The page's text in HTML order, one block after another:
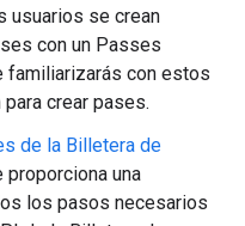
usuarios se crean
con un Passes
familiarizarás con estos
crear pases.
de la Billetera de
proporciona una
los pasos necesarios